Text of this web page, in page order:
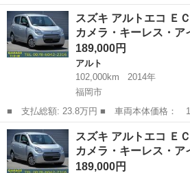
名： スズキ ■ 車種名： アルト ■ グレ
Ｄ Ｘ ２型 セーフティサポート プッシ
ト シートヒ...
福岡 福岡市 アルト
スズキ アルトエコ Ｅ
カメラ・キーレス・
189,000円
アルト
102,000km
2014年
福岡市
■ 支払総額: 23.8万円 ■ 車両本体価格： 189,000 円 ■ メーカー
名： スズキ ■ 車種名： アルトエコ ■
Ｌ ナビ・バックカメラ・キーレス・アイ
量： 66...
福岡 福岡市 アルト
スズキ アルトエコ Ｅ
カメラ・キーレス・
189,000円